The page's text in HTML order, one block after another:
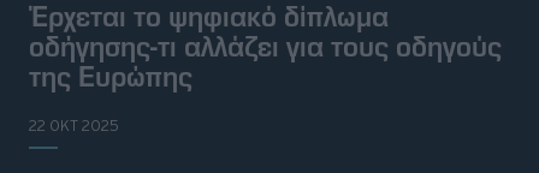
Έρχεται το ψηφιακό δίπλωμα
οδήγησης-τι αλλάζει για τους οδηγούς
της Ευρώπης
22 ΟΚΤ 2025